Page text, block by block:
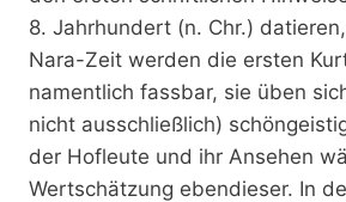
8. Jahrhundert (n. Chr.)
Nara-Zeit werden die ersten
namentlich fassbar, sie üben
nicht ausschließlich)
der Hofleute und ihr Ansehen
Wertschätzung ebendieser. In